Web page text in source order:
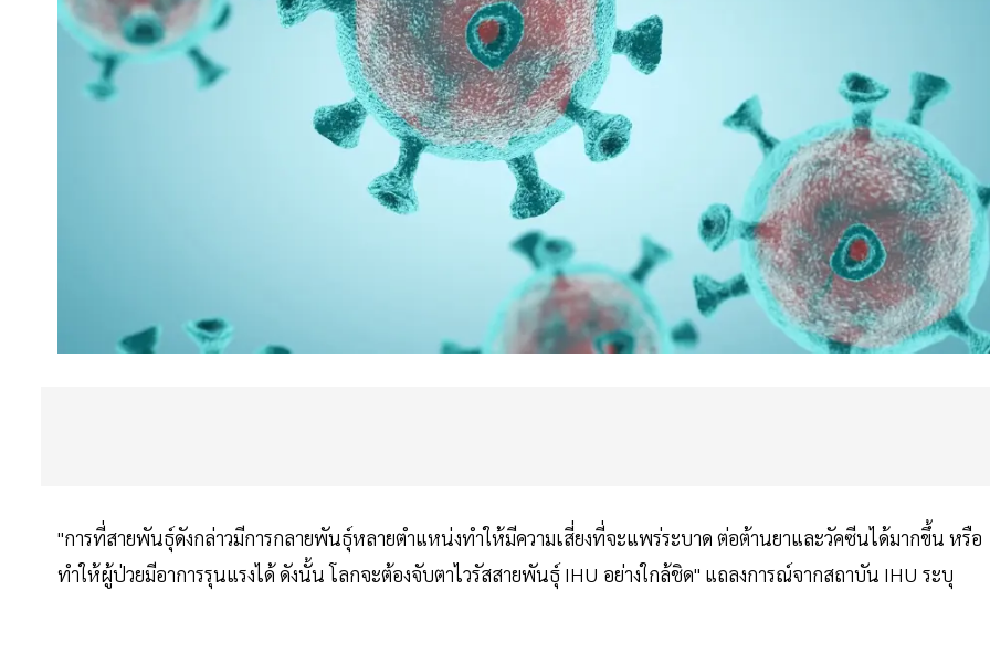
"การที่สายพันธุ์ดังกล่าวมีการกลายพันธุ์หลายตำแหน่งทำให้มีความเสี่ยงที่จะแพร่ระบาด ต่อต้านยาและวัคซีนได้มากขึ้น หรือ
ทำให้ผู้ป่วยมีอาการรุนแรงได้ ดังนั้น โลกจะต้องจับตาไวรัสสายพันธุ์ IHU อย่างใกล้ชิด" แถลงการณ์จากสถาบัน IHU ระบุ